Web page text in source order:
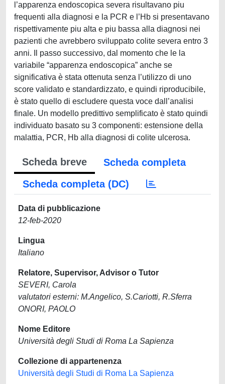
l’apparenza endoscopica severa risultavano piu
frequenti alla diagnosi e la PCR e l’Hb si presentavano
rispettivamente piu alta e piu bassa alla diagnosi nei
pazienti che avrebbero sviluppato colite severa entro 3
anni. Il passo successivo, dal momento che le la
variabile “apparenza endoscopica” anche se
significativa è stata ottenuta senza l’utilizzo di uno
score validato e standardizzato, e quindi riproducibile,
è stato quello di escludere questa voce dall’analisi
finale. Un modello predittivo semplificato è stato quindi
individuato basato su 3 componenti: estensione della
malattia, PCR, Hb alla diagnosi di colite ulcerosa.
Scheda breve
Scheda completa
Scheda completa (DC)
Data di pubblicazione
12-feb-2020
Lingua
Italiano
Relatore, Supervisor, Advisor o Tutor
SEVERI, Carola
valutatori esterni: M.Angelico, S.Cariotti, R.Sferra
ONORI, PAOLO
Nome Editore
Università degli Studi di Roma La Sapienza
Collezione di appartenenza
Università degli Studi di Roma La Sapienza